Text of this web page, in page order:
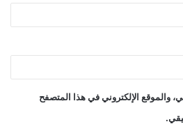
والموقع الإلكتروني في هذا المتصفح